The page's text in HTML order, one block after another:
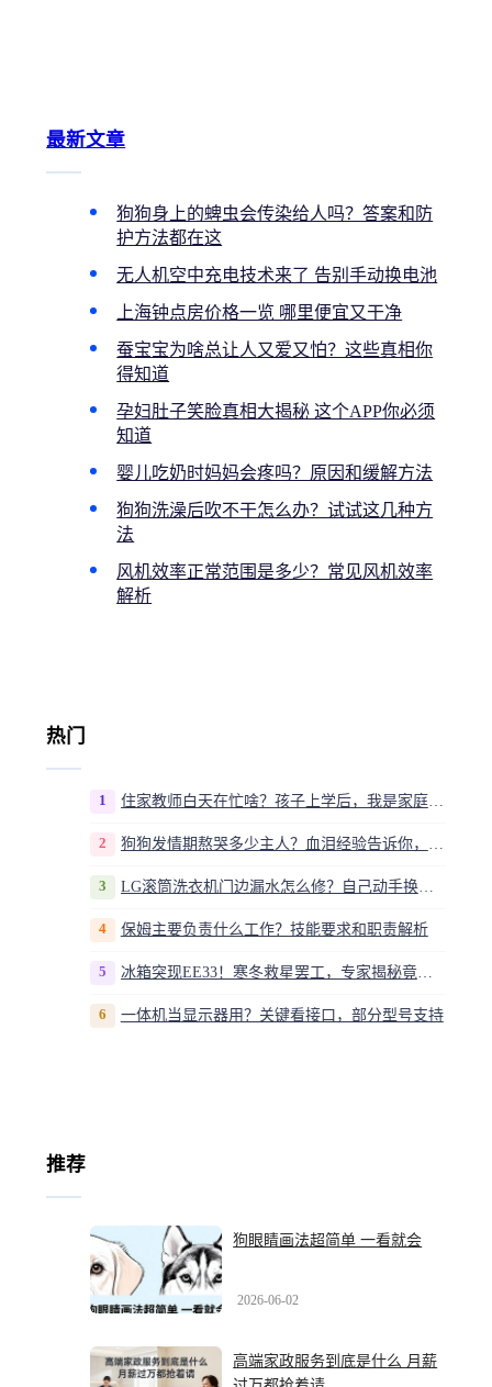
最新文章
狗狗身上的蜱虫会传染给人吗？答案和防
护方法都在这
无人机空中充电技术来了 告别手动换电池
上海钟点房价格一览 哪里便宜又干净
蚕宝宝为啥总让人又爱又怕？这些真相你
得知道
孕妇肚子笑脸真相大揭秘 这个APP你必须
知道
婴儿吃奶时妈妈会疼吗？原因和缓解方法
狗狗洗澡后吹不干怎么办？试试这几种方
法
风机效率正常范围是多少？常见风机效率
解析
热门
1 住家教师白天在忙啥？孩子上学后，我是家庭运营官
2
3 LG滚筒洗衣机门边漏水怎么修？自己动手换密封圈教程视频
4 保姆主要负责什么工作？技能要求和职责解析
5 冰箱突现EE33！寒冬救星罢工，专家揭秘竟是无解故障？
6 一体机当显示器用？关键看接口，部分型号支持
推荐
狗眼睛画法超简单 一看就会
2026-06-02
高端家政服务到底是什么 月薪